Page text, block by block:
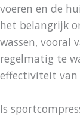
voeren en de
het belangrijk
wassen, vooral
regelmatig te
effectiviteit van
Is